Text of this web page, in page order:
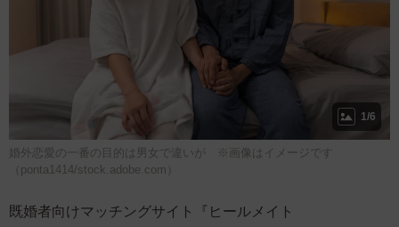
1/6
婚外恋愛の一番の目的は男女で違いが ※画像はイメージです
（ponta1414/stock.adobe.com）
既婚者向けマッチングサイト『ヒールメイト